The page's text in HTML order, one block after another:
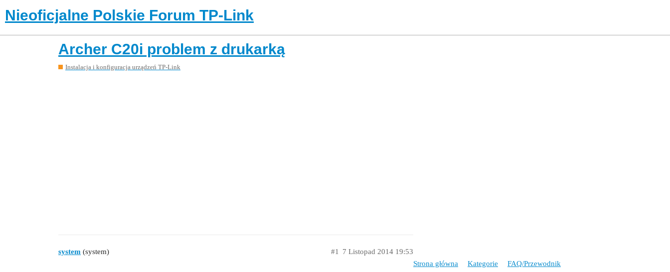
Nieoficjalne Polskie Forum TP-Link
Archer C20i problem z drukarką
Instalacja i konfiguracja urządzeń TP-Link
system (system) 7 Listopad 2014 19:53
#1
Strona główna Kategorie FAQ/Przewodnik